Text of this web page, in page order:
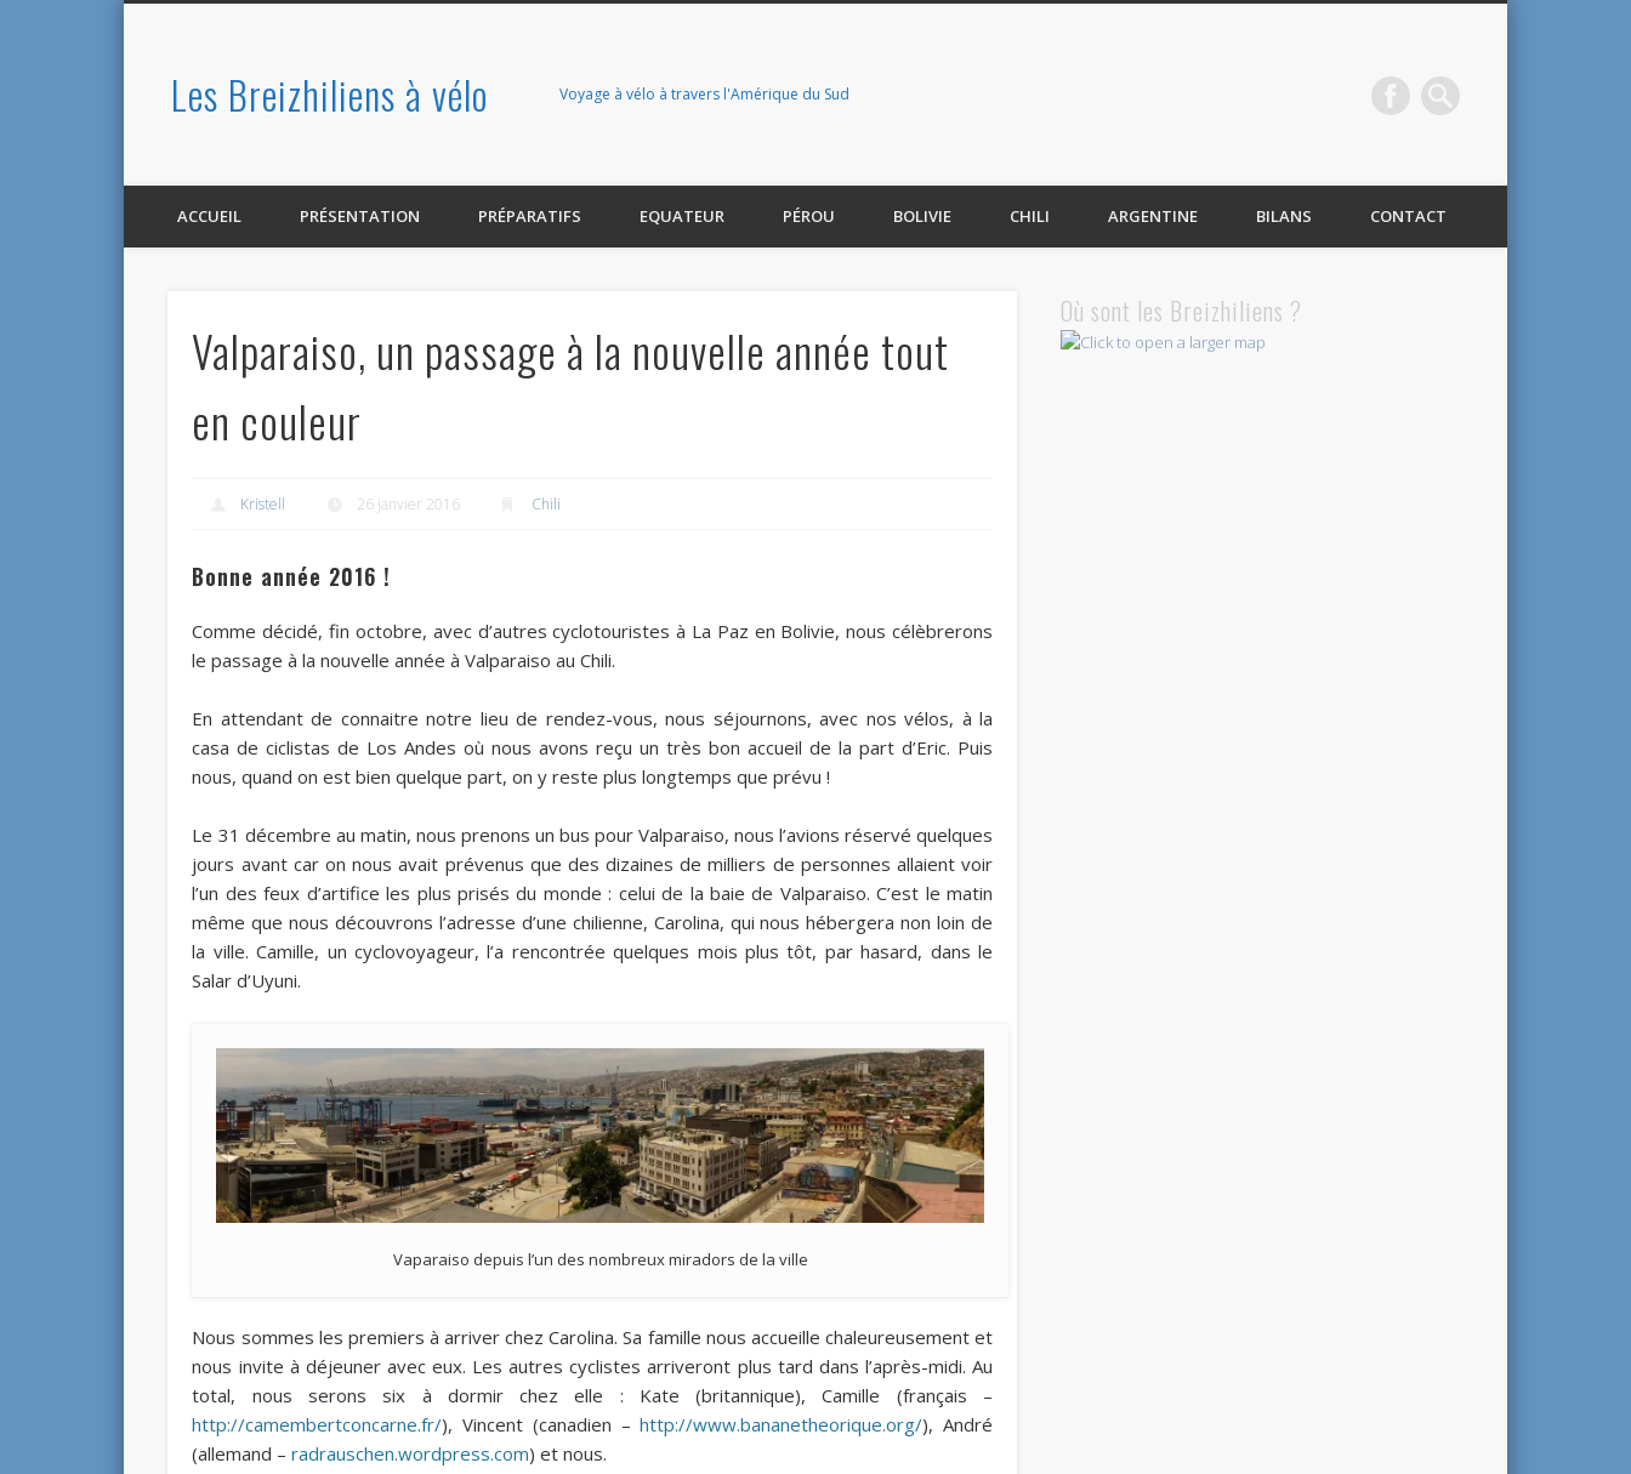
Les Breizhiliens à vélo Voyage à vélo à travers l'Amérique du Sud
Facebook
ACCUEIL PRÉSENTATION PRÉPARATIFS EQUATEUR PÉROU BOLIVIE CHILI ARGENTINE BILANS CONTACT
Valparaiso, un passage à la nouvelle année tout
en couleur
Kristell 26 janvier 2016 Chili
Bonne année 2016 !
Comme décidé, fin octobre, avec d’autres cyclotouristes à La Paz en Bolivie, nous célèbrerons
le passage à la nouvelle année à Valparaiso au Chili.
En attendant de connaitre notre lieu de rendez-vous, nous séjournons, avec nos vélos, à la
casa de ciclistas de Los Andes où nous avons reçu un très bon accueil de la part d’Eric. Puis
nous, quand on est bien quelque part, on y reste plus longtemps que prévu !
Le 31 décembre au matin, nous prenons un bus pour Valparaiso, nous l’avions réservé quelques
jours avant car on nous avait prévenus que des dizaines de milliers de personnes allaient voir
l’un des feux d’artifice les plus prisés du monde : celui de la baie de Valparaiso. C’est le matin
même que nous découvrons l’adresse d’une chilienne, Carolina, qui nous hébergera non loin de
la ville. Camille, un cyclovoyageur, l’a rencontrée quelques mois plus tôt, par hasard, dans le
Salar d’Uyuni.
Vaparaiso depuis l’un des nombreux miradors de la ville
Nous sommes les premiers à arriver chez Carolina. Sa famille nous accueille chaleureusement et
nous invite à déjeuner avec eux. Les autres cyclistes arriveront plus tard dans l’après-midi. Au
total, nous serons six à dormir chez elle : Kate (britannique), Camille (français –
http://camembertconcarne.fr/), Vincent (canadien –http://www.bananetheorique.org/), André
(allemand –radrauschen.wordpress.com) et nous.
Où sont les Breizhiliens ?